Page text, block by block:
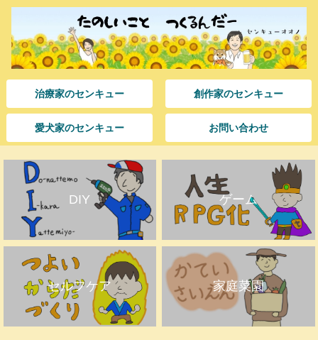
治療家のセンキュー 創作家のセンキュー
愛犬家のセンキュー お問い合わせ
DIY ゲーム
セルフケア 家庭菜園